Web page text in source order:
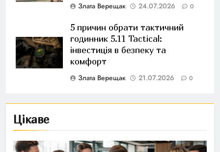
Злата Верещак 24.07.2026 0
5 причин обрати тактичний
годинник 5.11 Tactical:
інвестиція в безпеку та
комфорт
Злата Верещак 21.07.2026 0
Цікаве